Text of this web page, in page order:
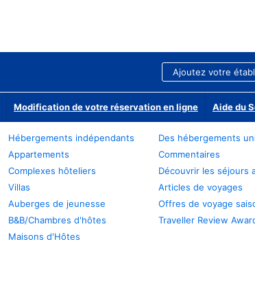
Ajoutez votre
Modification de votre réservation en ligne Aide du
Hébergements indépendants
Appartements
Complexes hôteliers
Villas
Auberges de jeunesse
B&B/Chambres d'hôtes
Maisons d'Hôtes
Des hébergements
Commentaires
Découvrir les séjours
Articles de voyages
Offres de voyage
Traveller Review